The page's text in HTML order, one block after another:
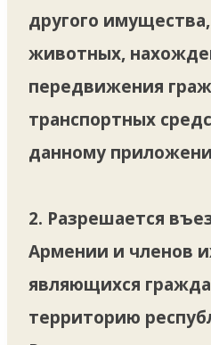
другого
животных,
передвижения
транспортных
данному
2. Разрешается
Армении и членов
являющихся
территорию